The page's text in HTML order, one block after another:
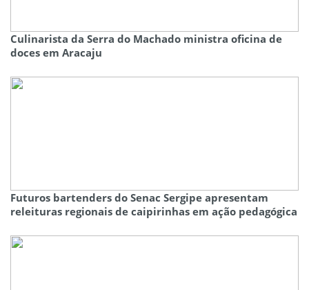
Culinarista da Serra do Machado ministra oficina de
doces em Aracaju
Futuros bartenders do Senac Sergipe apresentam
releituras regionais de caipirinhas em ação pedagógica